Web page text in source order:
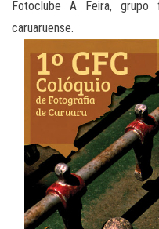
Fotoclube A Feira, grupo
caruaruense.